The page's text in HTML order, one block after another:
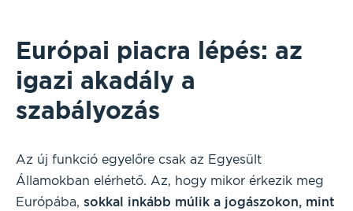
Európai piacra lépés: az
igazi akadály a
szabályozás
Az új funkció egyelőre csak az Egyesült
Államokban elérhető. Az, hogy mikor érkezik meg
Európába, sokkal inkább múlik a jogászokon, mint